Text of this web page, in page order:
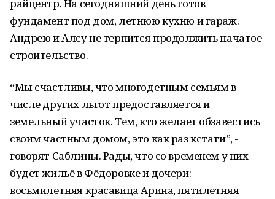
райцентр. На сегодняшний день готов
фундамент под дом, летнюю кухню и гараж.
Андрею и Алсу не терпится продолжить начатое
строительство.
“Мы счастливы, что многодетным семьям в
числе других льгот предоставляется и
земельный участок. Тем, кто желает обзавестись
своим частным домом, это как раз кстати”, -
говорят Саблины. Рады, что со временем у них
будет жильё в Фёдоровке и дочери:
восьмилетняя красавица Арина, пятилетняя